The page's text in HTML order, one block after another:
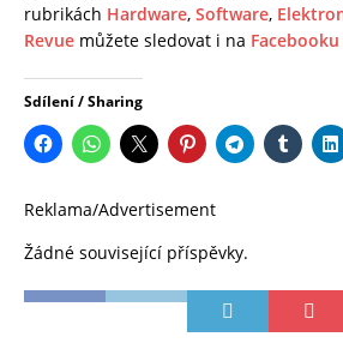
rubrikách Hardware, Software,
Revue můžete sledovat i na Facebooku
Sdílení / Sharing
Reklama/Advertisement
Žádné související příspěvky.